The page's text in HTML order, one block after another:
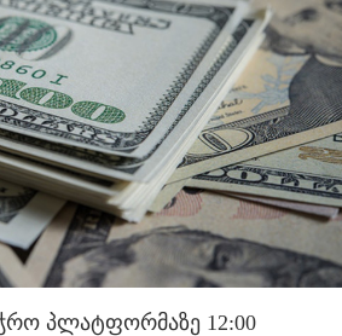
პლატფორმაზე 12:00